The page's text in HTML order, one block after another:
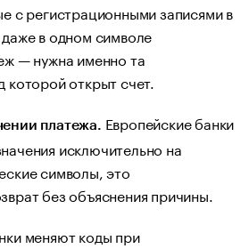
с регистрационными записями в
в одном символе
— нужна именно та
которой открыт счет.
платежа. Европейские банки
исключительно на
символы, это
без объяснения причины.
меняют коды при